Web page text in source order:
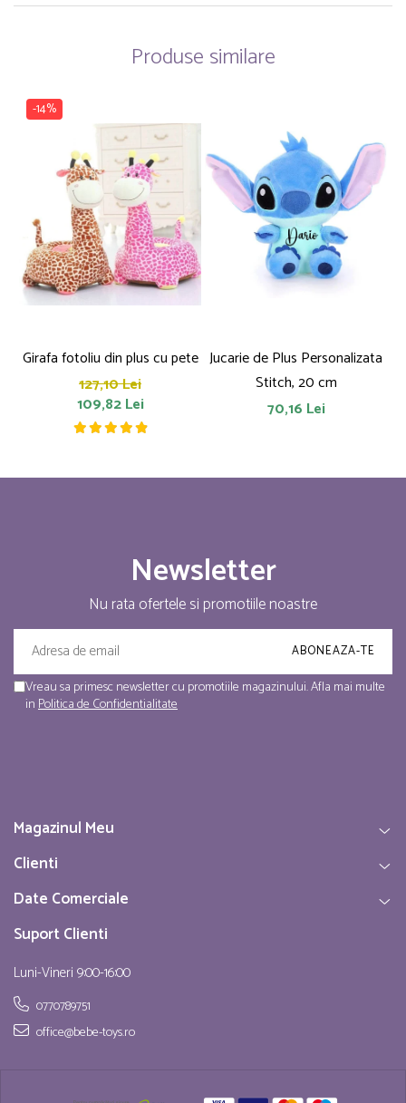
Produse similare
-14%
Girafa fotoliu din plus cu pete
127,10 Lei
109,82 Lei
Jucarie de Plus Personalizata
Stitch, 20 cm
70,16 Lei
Newsletter
Nu rata ofertele si promotiile noastre
Vreau sa primesc newsletter cu promotiile magazinului. Afla mai multe
inPolitica de Confidentialitate
Magazinul Meu
Clienti
Date Comerciale
Suport Clienti
Luni-Vineri 9:00-16:00
0770789751
office@bebe-toys.ro